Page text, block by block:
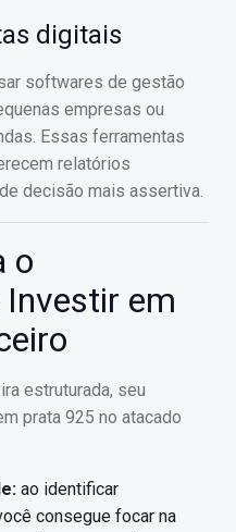
digitais
softwares de gestão
empresas ou
Essas ferramentas
relatórios
decisão mais assertiva.
o
Investir em
estruturada, seu
prata 925 no atacado
ao identificar
consegue focar na